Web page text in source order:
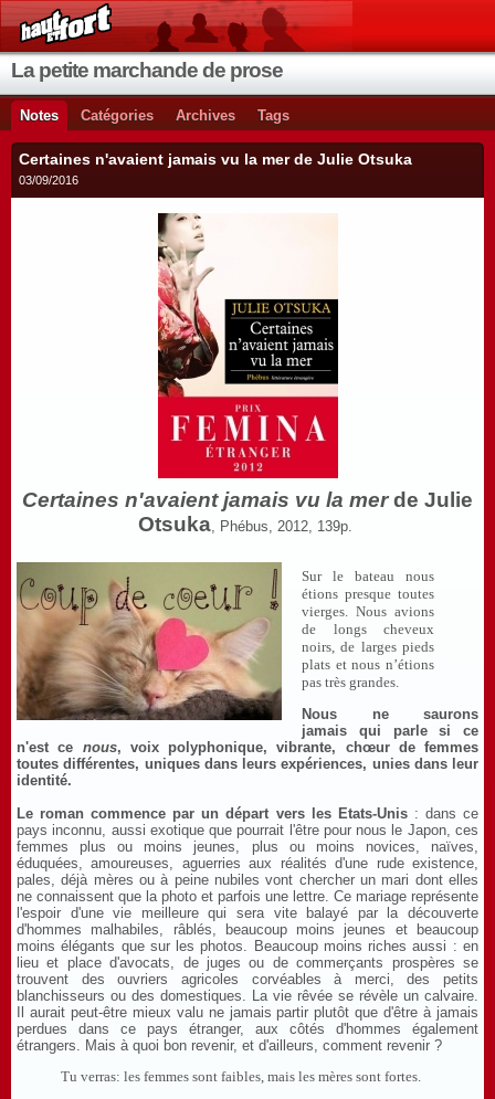
La petite marchande de prose
Notes Catégories Archives Tags
Certaines n'avaient jamais vu la mer de Julie Otsuka
03/09/2016
Certaines n'avaient jamais vu la merde Julie
Otsuka, Phébus, 2012, 139p.
Sur le bateau nous
étions presque toutes
vierges. Nous avions
de longs cheveux
noirs, de larges pieds
plats et nous n’étions
pas très grandes.
Nous ne saurons
jamais qui parle si ce
n'est ce nous, voix polyphonique, vibrante, chœur de femmes
toutes différentes, uniques dans leurs expériences, unies dans leur
identité.
Le roman commence par un départ vers les Etats-Unis: dans ce
pays inconnu, aussi exotique que pourrait l'être pour nous le Japon, ces
femmes plus ou moins jeunes, plus ou moins novices, naïves,
éduquées, amoureuses, aguerries aux réalités d'une rude existence,
pales, déjà mères ou à peine nubiles vont chercher un mari dont elles
ne connaissent que la photo et parfois une lettre. Ce mariage représente
l'espoir d'une vie meilleure qui sera vite balayé par la découverte
d'hommes malhabiles, râblés, beaucoup moins jeunes et beaucoup
moins élégants que sur les photos. Beaucoup moins riches aussi : en
lieu et place d'avocats, de juges ou de commerçants prospères se
trouvent des ouvriers agricoles corvéables à merci, des petits
blanchisseurs ou des domestiques. La vie rêvée se révèle un calvaire.
Il aurait peut-être mieux valu ne jamais partir plutôt que d'être à jamais
perdues dans ce pays étranger, aux côtés d'hommes également
étrangers. Mais à quoi bon revenir, et d'ailleurs, comment revenir ?
Tu verras: les femmes sont faibles, mais les mères sont fortes.